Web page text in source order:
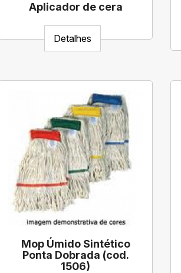
Aplicador de cera
Detalhes
Mop Úmido Sintético
Ponta Dobrada (cod.
1506)